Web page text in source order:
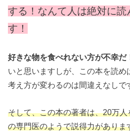
する！なんて人は絶対に
す！
好きな物を食べれない方が不幸だ
いと思いますしが、この本を読め
考え方が変わるのは間違えなしで
そして、この本の著者は、20万
の専門医のようで説得力がありま